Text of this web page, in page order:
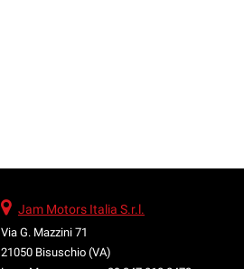
Jam Motors Italia S.r.l.
Via G. Mazzini 71
21050 Bisuschio (VA)